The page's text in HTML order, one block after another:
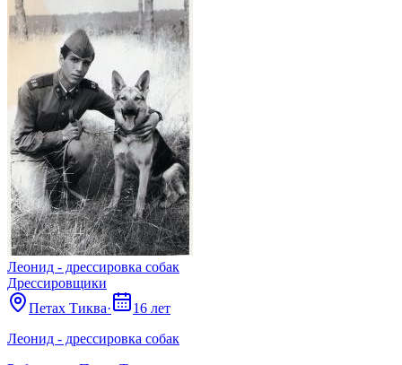
Леонид - дрессировка собак
Дрессировщики
Петах Тиква·
16 лет
Леонид - дрессировка собак